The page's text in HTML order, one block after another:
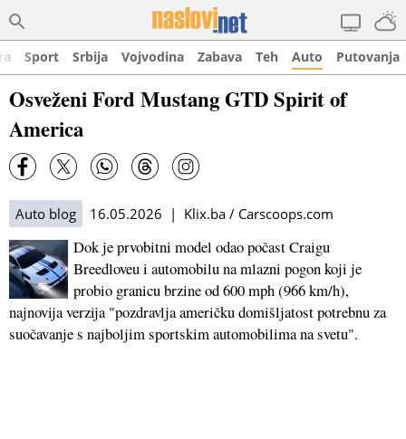
Sport Srbija Vojvodina Zabava Teh Auto Putovanja
Osveženi Ford Mustang GTD Spirit of
America
Auto blog 16.05.2026 | Klix.ba / Carscoops.com
Dok je prvobitni model odao počast Craigu
Breedloveu i automobilu na mlazni pogon koji je
probio granicu brzine od 600 mph (966 km/h),
najnovija verzija "pozdravlja američku domišljatost potrebnu za
suočavanje s najboljim sportskim automobilima na svetu".